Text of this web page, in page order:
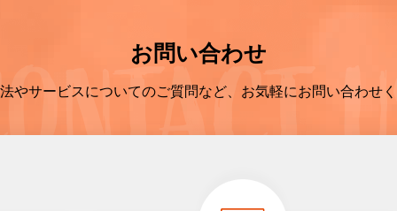
お問い合わせ
やサービスについてのご質問など、お気軽にお問い合わせ